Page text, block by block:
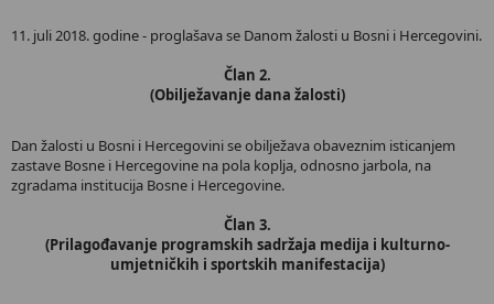
11. juli 2018. godine - proglašava se Danom žalosti u Bosni i Hercegovini.
Član 2.
(Obilježavanje dana žalosti)
Dan žalosti u Bosni i Hercegovini se obilježava obaveznim isticanjem
zastave Bosne i Hercegovine na pola koplja, odnosno jarbola, na
zgradama institucija Bosne i Hercegovine.
Član 3.
(Prilagođavanje programskih sadržaja medija i kulturno-
umjetničkih i sportskih manifestacija)